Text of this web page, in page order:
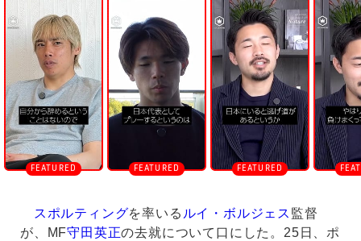
n
m
u
t
e
スポルティングを率いる ルイ・ボルジェス 監督
が、MF守田英正の去就について口にした。25日、ポ